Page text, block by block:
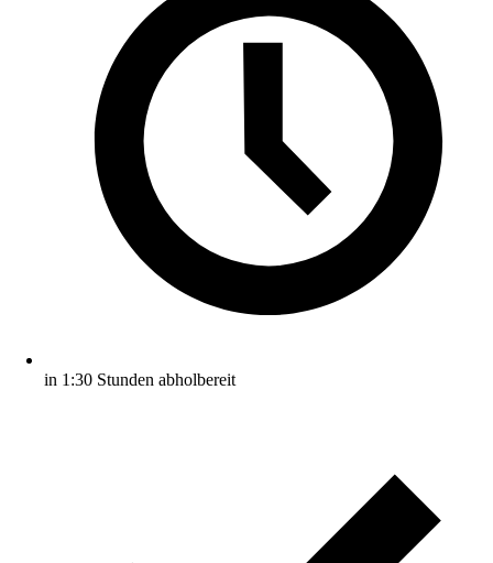
in 1:30 Stunden abholbereit